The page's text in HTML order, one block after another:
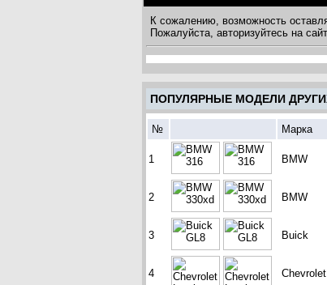
К сожалению, возможность
Пожалуйста, авторизуйтесь на
ПОПУЛЯРНЫЕ МОДЕЛИ
№ Марка
1 BMW
2 BMW
3 Buick
4 Chevrolet